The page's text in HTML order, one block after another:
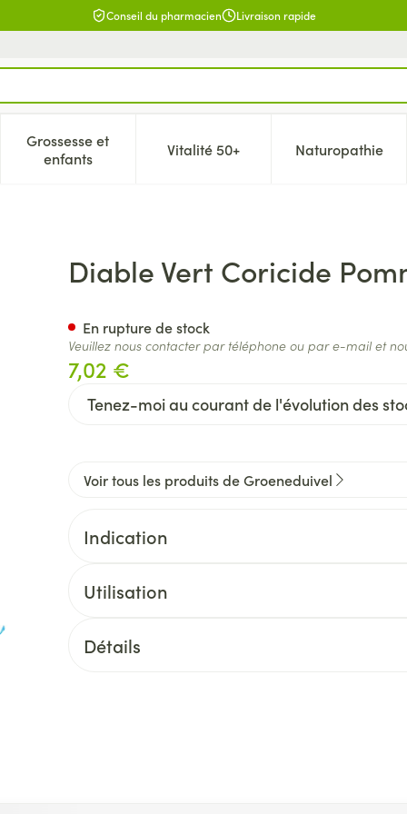
Conseil du pharmacien Livraison rapide
Beauté, soins et hygiène
menu pour la catégorie Régime, alimentation &
Grossesse et
enfantsAfficher le sous-menu pour la catégorie Grossesse
Vitalité 50+Afficher le sous-menu pour la
Naturopathie
Afficher
Tube 10ml Colin
Diable Vert Coricide
7,02 €
Tenez-moi au courant de l'évolution des
En rupture de stock
Veuillez nous contacter par téléphone ou par e-mail et
Voir tous les produits de Groeneduivel
Indication
Utilisation
Détails
en carrousel